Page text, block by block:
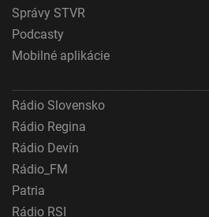
Správy STVR
Podcasty
Mobilné aplikácie
Rádio Slovensko
Rádio Regina
Rádio Devín
Rádio_FM
Patria
Rádio RSI